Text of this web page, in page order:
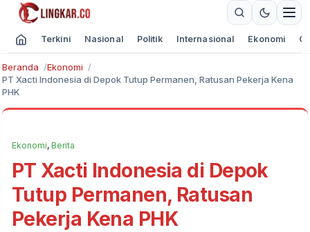
Terkini Nasional Politik Internasional Ekonomi
Beranda
Ekonomi
PT Xacti Indonesia di Depok Tutup Permanen, Ratusan Pekerja Kena
PHK
Ekonomi, Berita
PT Xacti Indonesia di Depok
Tutup Permanen, Ratusan
Pekerja Kena PHK